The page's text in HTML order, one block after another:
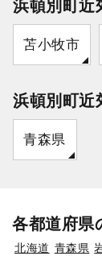
浜頓別町近
苫小牧市
浜頓別町近
青森県
各都道府県
北海道 青森県